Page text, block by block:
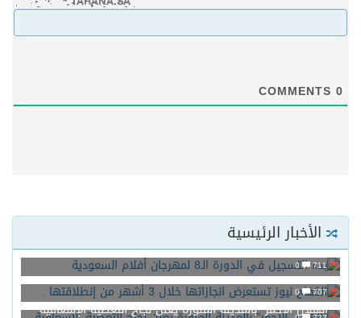
0
الأخبار الرئيسية
711
0
بدء التسجيل في الدورة الـ8 لمهرجان أفلام السعودية
707
0
الكفاح نيوز تستعرض انجازاتها خلال 3 أشهر من إنطلاقتها .
“الهلال الأحمر” بالمدينة المنورة يعلن نجاح التغطية الإسعافية